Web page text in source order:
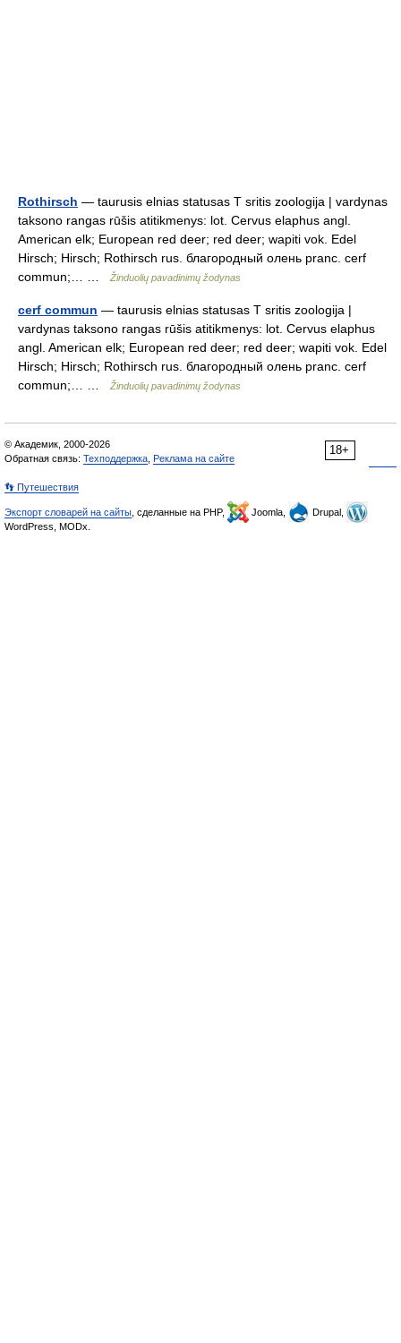
Rothirsch — taurusis elnias statusas T sritis zoologija | vardynas
taksono rangas rūšis atitikmenys: lot. Cervus elaphus angl.
American elk; European red deer; red deer; wapiti vok. Edel
Hirsch; Hirsch; Rothirsch rus. благородный олень pranc. cerf
commun;… …
Žinduolių pavadinimų žodynas
cerf commun — taurusis elnias statusas T sritis zoologija |
vardynas taksono rangas rūšis atitikmenys: lot. Cervus elaphus
angl. American elk; European red deer; red deer; wapiti vok. Edel
Hirsch; Hirsch; Rothirsch rus. благородный олень pranc. cerf
commun;… …
Žinduolių pavadinimų žodynas
18+
© Академик, 2000-2026
Обратная связь: Техподдержка Реклама на сайте
👣 Путешествия
Экспорт словарей на сайты , сделанные на PHP, Joomla,
Drupal,
WordPress, MODx.